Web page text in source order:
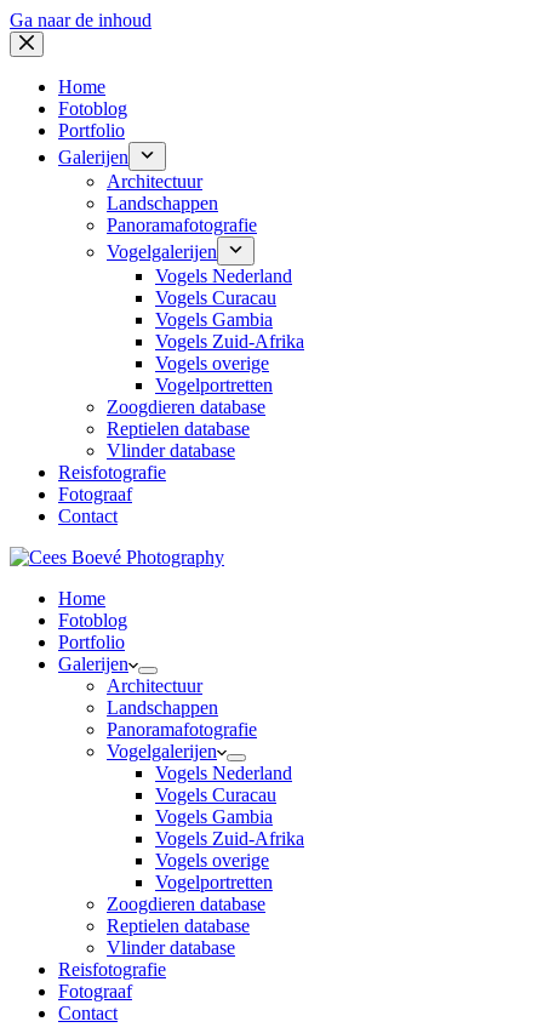
Ga naar de inhoud
Home
Fotoblog
Portfolio
Galerijen
Architectuur
Landschappen
Panoramafotografie
Vogelgalerijen
Vogels Nederland
Vogels Curacau
Vogels Gambia
Vogels Zuid-Afrika
Vogels overige
Vogelportretten
Zoogdieren database
Reptielen database
Vlinder database
Reisfotografie
Fotograaf
Contact
Home
Fotoblog
Portfolio
Galerijen
Architectuur
Landschappen
Panoramafotografie
Vogelgalerijen
Vogels Nederland
Vogels Curacau
Vogels Gambia
Vogels Zuid-Afrika
Vogels overige
Vogelportretten
Zoogdieren database
Reptielen database
Vlinder database
Reisfotografie
Fotograaf
Contact